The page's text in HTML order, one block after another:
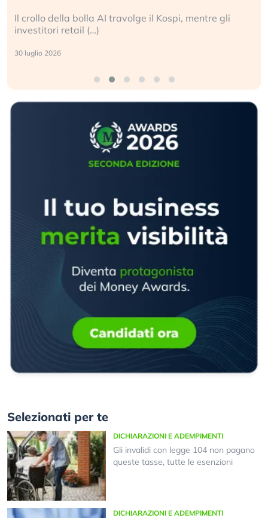
gli
La ricchezza mondiale cresce, ma è
sganciata dall’economia reale. (…)
Selezionati per te
DICHIARAZIONI E ADEMPIMENTI
Gli invalidi con legge 104 non pagano
queste tasse, tutte le esenzioni
DICHIARAZIONI E ADEMPIMENTI